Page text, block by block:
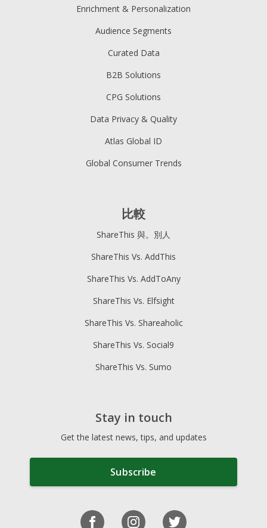
Enrichment & Personalization
Audience Segments
Curated Data
B2B Solutions
CPG Solutions
Data Privacy & Quality
Atlas Global ID
Global Consumer Trends
比較
ShareThis 與。別人
ShareThis Vs. AddThis
ShareThis Vs. AddToAny
ShareThis Vs. Elfsight
ShareThis Vs. Shareaholic
ShareThis Vs. Social9
ShareThis Vs. Sumo
Stay in touch
Get the latest news, tips, and updates
Subscribe